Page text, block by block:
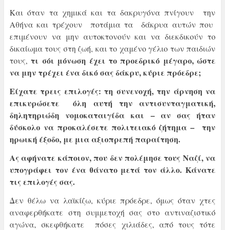
Και όταν τα χημικά και τα δακρυγόνα πνίγουν την
Αθήνα και τρέχουν ποτάμια τα δάκρυα αυτών που
επιμένουν να μην αυτοκτονούν και να διεκδικούν το
δικαίωμα τους στη ζωή, και το χαμένο γέλιο των παιδιών
τους, τι σόι μόνωση έχει το προεδρικό μέγαρο, ώστε
να μην τρέχει ένα δικό σας δάκρυ, κύριε πρόεδρε;
Είχατε τρεις επιλογές: τη συνενοχή, την άρνηση να
επικυρώσετε όλη αυτή την αντισυνταγματική,
δηλητηριώδη νομοκαταιγίδα και – αν σας ήταν
δύσκολο να προκαλέσετε πολιτειακό ζήτημα – την
ηρωική έξοδο, με μια αξιοπρεπή παραίτηση.
Ας αφήνατε κάποιον, που δεν πολέμησε τους Ναζί, να
υπογράφει τον ένα θάνατο μετά τον άλλο. Κάνατε
τις επιλογές σας.
Δεν θέλω να λαϊκίζω, κύριε πρόεδρε, όμως όταν χτες
αναφερθήκατε στη συμμετοχή σας στο αντιναζιστικό
αγώνα, σκεφθήκατε πόσες χιλιάδες, από τους τότε